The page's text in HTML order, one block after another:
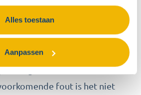
Alles toestaan
Aanpassen
reacties die de zakelijke
Vergeet niet dat OR-
vertegenwoordigen en
aan zowel werknemers-
fout is het niet